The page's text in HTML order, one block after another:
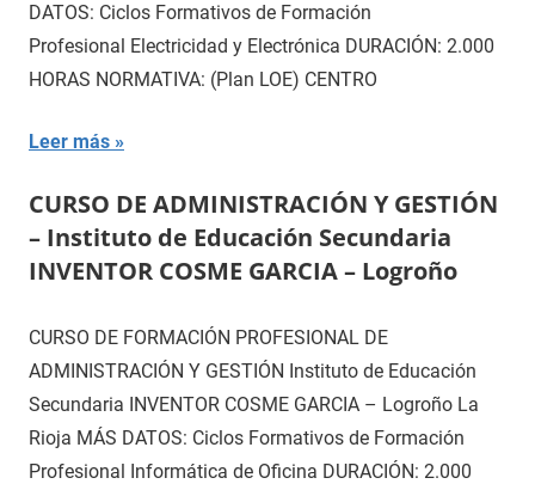
DATOS: Ciclos Formativos de Formación
Profesional Electricidad y Electrónica DURACIÓN: 2.000
HORAS NORMATIVA: (Plan LOE) CENTRO
Leer más
CURSO DE ADMINISTRACIÓN Y GESTIÓN
– Instituto de Educación Secundaria
INVENTOR COSME GARCIA – Logroño
CURSO DE FORMACIÓN PROFESIONAL DE
ADMINISTRACIÓN Y GESTIÓN Instituto de Educación
Secundaria INVENTOR COSME GARCIA – Logroño La
Rioja MÁS DATOS: Ciclos Formativos de Formación
Profesional Informática de Oficina DURACIÓN: 2.000